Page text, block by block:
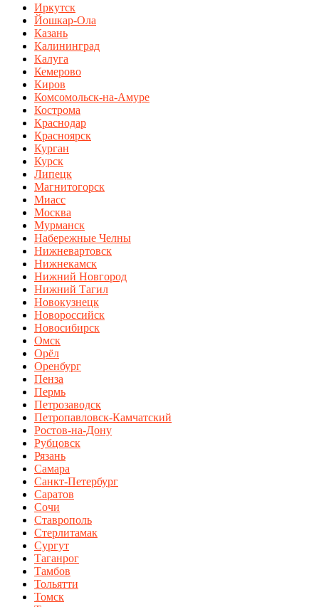
Иркутск
Йошкар-Ола
Казань
Калининград
Калуга
Кемерово
Киров
Комсомольск-на-Амуре
Кострома
Краснодар
Красноярск
Курган
Курск
Липецк
Магнитогорск
Миасс
Москва
Мурманск
Набережные Челны
Нижневартовск
Нижнекамск
Нижний Новгород
Нижний Тагил
Новокузнецк
Новороссийск
Новосибирск
Омск
Орёл
Оренбург
Пенза
Пермь
Петрозаводск
Петропавловск-Камчатский
Ростов-на-Дону
Рубцовск
Рязань
Самара
Санкт-Петербург
Саратов
Сочи
Ставрополь
Стерлитамак
Сургут
Таганрог
Тамбов
Тольятти
Томск